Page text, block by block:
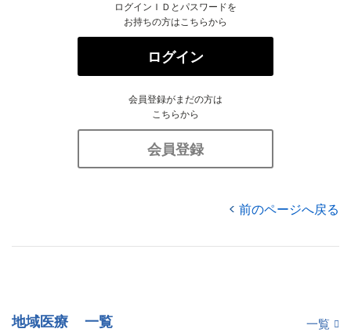
ログインＩＤとパスワードを
お持ちの方はこちらから
ログイン
会員登録がまだの方は
こちらから
会員登録
前のページへ戻る
地域医療 一覧 一覧